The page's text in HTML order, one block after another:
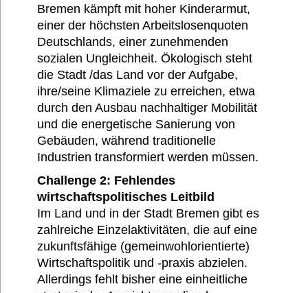
Bremen kämpft mit hoher Kinderarmut,
einer der höchsten Arbeitslosenquoten
Deutschlands, einer zunehmenden
sozialen Ungleichheit. Ökologisch steht
die Stadt /das Land vor der Aufgabe,
ihre/seine Klimaziele zu erreichen, etwa
durch den Ausbau nachhaltiger Mobilität
und die energetische Sanierung von
Gebäuden, während traditionelle
Industrien transformiert werden müssen.
Challenge 2: Fehlendes
wirtschaftspolitisches Leitbild
Im Land und in der Stadt Bremen gibt es
zahlreiche Einzelaktivitäten, die auf eine
zukunftsfähige (gemeinwohlorientierte)
Wirtschaftspolitik und -praxis abzielen.
Allerdings fehlt bisher eine einheitliche